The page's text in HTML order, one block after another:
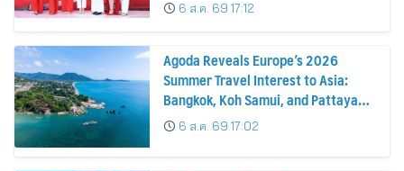
6 ส.ค. 69 17:12
Agoda Reveals Europe’s 2026
Summer Travel Interest to Asia:
Bangkok, Koh Samui, and Pattaya
Among the Top Cities
6 ส.ค. 69 17:02